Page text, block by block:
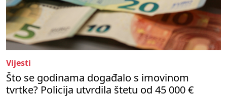
Vijesti
Što se godinama događalo s imovinom
tvrtke? Policija utvrdila štetu od 45 000 €